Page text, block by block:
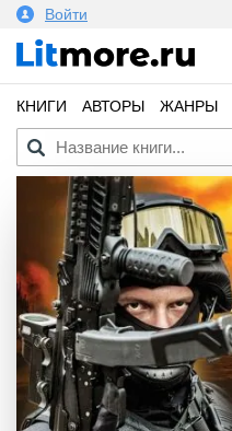
Войти
КНИГИ АВТОРЫ ЖАНРЫ